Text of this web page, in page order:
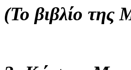
(Το βιβλίο